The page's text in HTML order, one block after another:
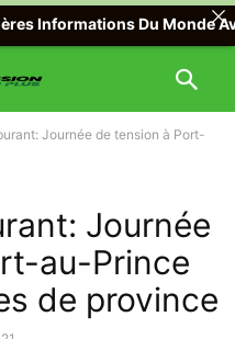
Journée de tension à Port-
Journée
au-Prince
de province
Informations Du Monde